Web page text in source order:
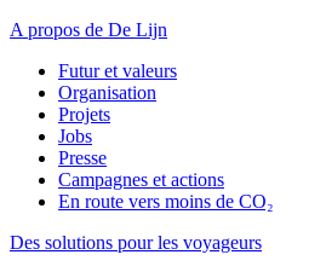
A propos de De Lijn
Futur et valeurs
Organisation
Projets
Jobs
Presse
Campagnes et actions
En route vers moins de CO₂
Des solutions pour les voyageurs